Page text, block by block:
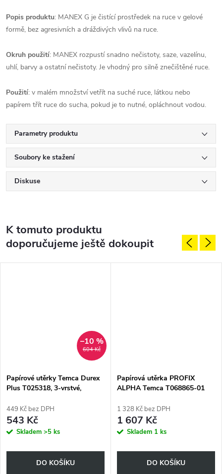
Popis produktu: MANEX G je čistící prostředek na ruce v gelové
formě, bez agresivních a dráždivých vlivů na ruce.
Okruh použití: MANEX rozpustí snadno nečistoty, saze, vazelínu,
uhlí, barvy a ostatní nečistoty. Je vhodný pro silně znečištěné ruce.
Použití: v malém množství vetřít na suché ruce, látkou nebo
papírem třít ruce do sucha, pokud je to nutné, opláchnout vodou.
Parametry produktu
Soubory ke stažení
Diskuse
K tomuto produktu
doporučujeme ještě dokoupit
604 Kč
–10 %
Papírové utěrky Temca Durex
Plus T025318, 3-vrstvé,
449 Kč bez DPH
543 Kč
Skladem >5 ks
DO KOŠÍKU
Papírová utěrka PROFIX
ALPHA Temca T068865-01
1 328 Kč bez DPH
1 607 Kč
Skladem 1 ks
DO KOŠÍKU